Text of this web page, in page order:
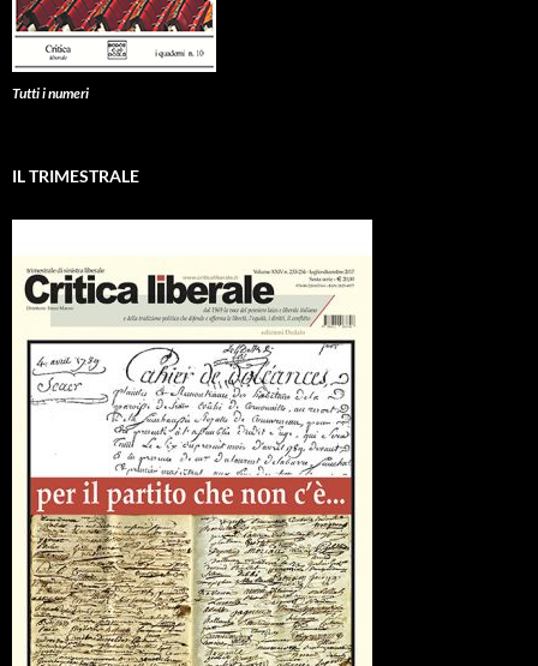
Tutti i numeri
IL TRIMESTRALE